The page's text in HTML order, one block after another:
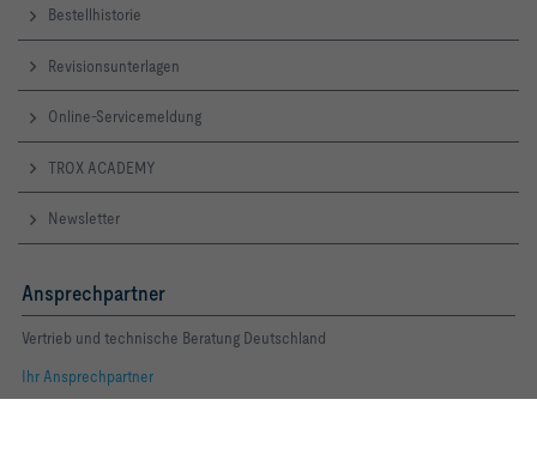
Bestellhistorie
Revisionsunterlagen
Online-Servicemeldung
TROX ACADEMY
Newsletter
Ansprechpartner
Vertrieb und technische Beratung Deutschland
Ihr Ansprechpartner